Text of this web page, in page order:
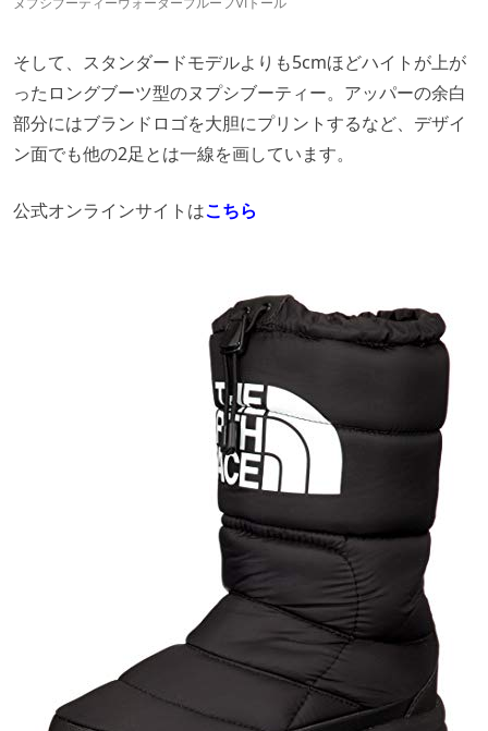
そして、スタンダードモデルよりも5cmほどハイトが上が
ったロングブーツ型のヌプシブーティー。アッパーの余白
部分にはブランドロゴを大胆にプリントするなど、デザイ
ン面でも他の2足とは一線を画しています。
公式オンラインサイトはこちら